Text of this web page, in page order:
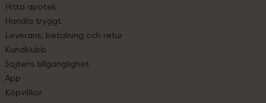
Hitta apotek
Handla tryggt
Leverans, betalning och retur
Kundklubb
Sajtens tillgänglighet
App
Köpvillkor